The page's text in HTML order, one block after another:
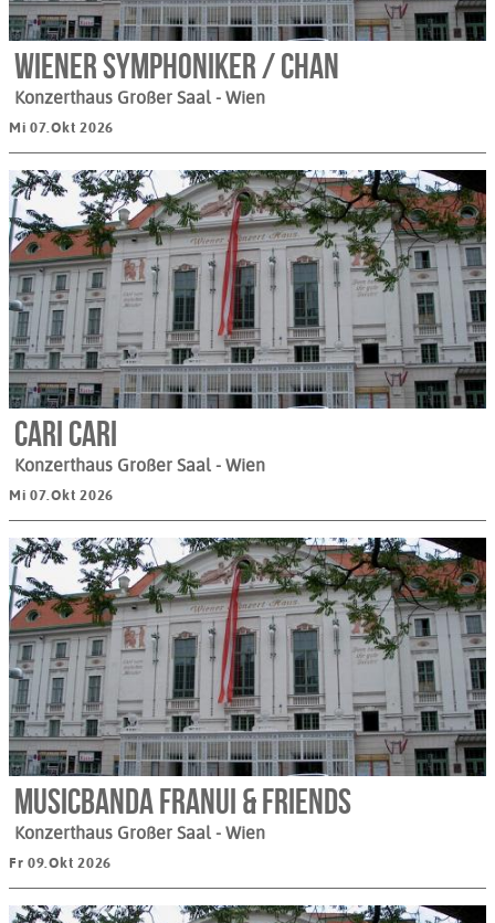
Wiener Symphoniker / Chan
Konzerthaus Großer Saal - Wien
Mi 07.Okt 2026
Cari Cari
Konzerthaus Großer Saal - Wien
Mi 07.Okt 2026
Musicbanda Franui & Friends
Konzerthaus Großer Saal - Wien
Fr 09.Okt 2026